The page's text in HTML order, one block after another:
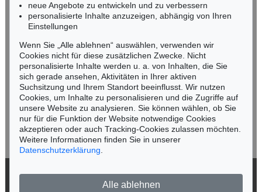
Keine Auktion mehr verpassen!
Wir informieren Sie rechtzeitig.
Jetzt zum Newsletter anmelden >
neue Angebote zu entwickeln und zu verbessern
personalisierte Inhalte anzuzeigen, abhängig von Ihren
Einstellungen
Wenn Sie „Alle ablehnen“ auswählen, verwenden wir
Cookies nicht für diese zusätzlichen Zwecke. Nicht
personalisierte Inhalte werden u. a. von Inhalten, die Sie
sich gerade ansehen, Aktivitäten in Ihrer aktiven
Suchsitzung und Ihrem Standort beeinflusst. Wir nutzen
Cookies, um Inhalte zu personalisieren und die Zugriffe auf
unsere Website zu analysieren. Sie können wählen, ob Sie
nur für die Funktion der Website notwendige Cookies
akzeptieren oder auch Tracking-Cookies zulassen möchten.
Weitere Informationen finden Sie in unserer
Datenschutzerklärung
Alle ablehnen